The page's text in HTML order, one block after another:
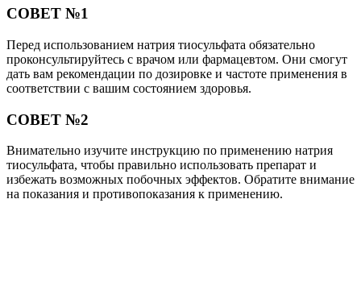
СОВЕТ №1
Перед использованием натрия тиосульфата обязательно
проконсультируйтесь с врачом или фармацевтом. Они смогут
дать вам рекомендации по дозировке и частоте применения в
соответствии с вашим состоянием здоровья.
СОВЕТ №2
Внимательно изучите инструкцию по применению натрия
тиосульфата, чтобы правильно использовать препарат и
избежать возможных побочных эффектов. Обратите внимание
на показания и противопоказания к применению.